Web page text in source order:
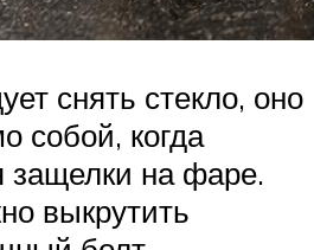
снять стекло, оно
собой, когда
защелки на фаре.
выкрутить